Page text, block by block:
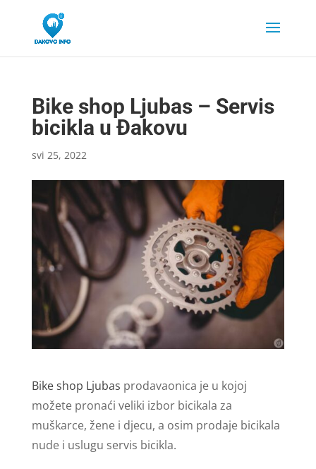
Bike shop Ljubas – Servis
bicikla u Đakovu
svi 25, 2022
Bike shop Ljubas prodavaonica je u kojoj
možete pronaći veliki izbor bicikala za
muškarce, žene i djecu, a osim prodaje bicikala
nude i uslugu servis bicikla.